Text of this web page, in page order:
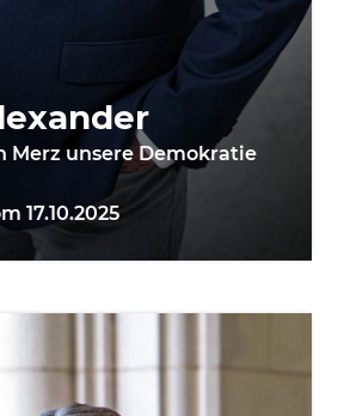
Merz unsere Demokratie
17.10.2025